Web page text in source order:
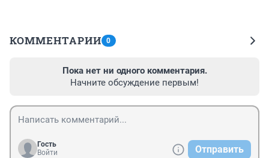
КОММЕНТАРИИ 0
Пока нет ни одного комментария.
Начните обсуждение первым!
Гость
Войти
Отправить